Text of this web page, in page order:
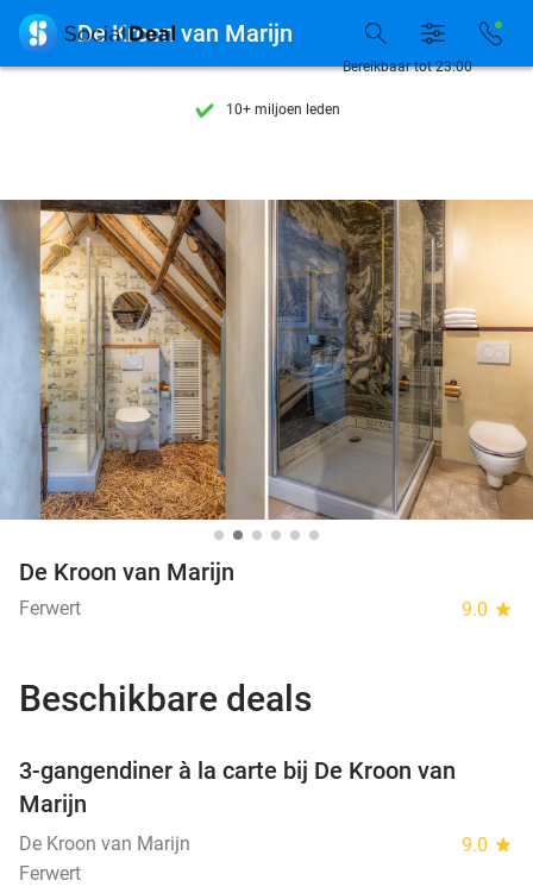
7 dagen per week beschikbaar
10+ miljoen leden
7 dagen per week beschikbaar
10+ miljoen leden
Bereikbaar tot 23:00
 De Kroon van Marijn
De Kroon van Marijn
Ferwert 9.0 star
Beschikbare deals
3-gangendiner à la carte bij De Kroon van
Marijn
De Kroon van Marijn 9.0 star
Ferwert